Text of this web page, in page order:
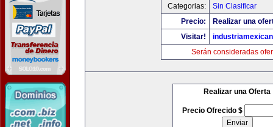
Categorias:
Sin Clasificar
Precio:
Realizar una
Visitar!
Serán consideradas
Realizar una Oferta
Precio Ofrecido $